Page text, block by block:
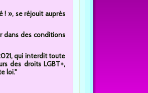
! », se réjouit auprès
dans des conditions
qui interdit toute
des droits LGBT+,
loi."